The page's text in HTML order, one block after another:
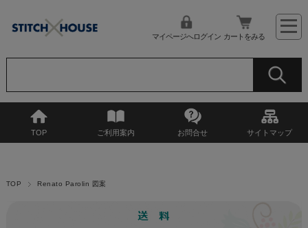
マイページへログイン カートをみる
TOP ご利用案内 お問合せ サイトマップ
TOP Renato Parolin 図案